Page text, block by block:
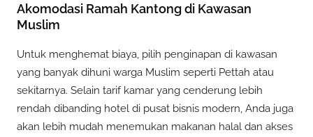
Akomodasi Ramah Kantong di Kawasan
Muslim
Untuk menghemat biaya, pilih penginapan di kawasan
yang banyak dihuni warga Muslim seperti Pettah atau
sekitarnya. Selain tarif kamar yang cenderung lebih
rendah dibanding hotel di pusat bisnis modern, Anda juga
akan lebih mudah menemukan makanan halal dan akses